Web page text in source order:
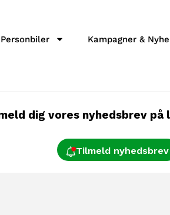
Personbiler Kampagner &
dig vores nyhedsbrev på
Tilmeld nyhedsbrev